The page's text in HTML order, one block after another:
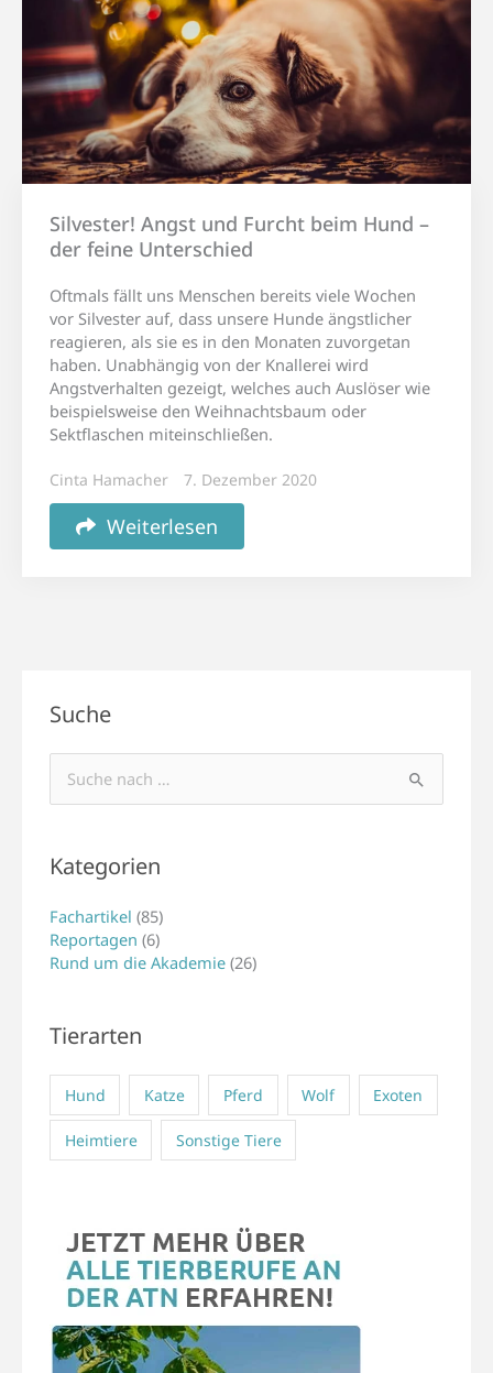
Silvester! Angst und Furcht beim Hund –
der feine Unterschied
Oftmals fällt uns Menschen bereits viele Wochen
vor Silvester auf, dass unsere Hunde ängstlicher
reagieren, als sie es in den Monaten zuvorgetan
haben. Unabhängig von der Knallerei wird
Angstverhalten gezeigt, welches auch Auslöser wie
beispielsweise den Weihnachtsbaum oder
Sektflaschen miteinschließen.
Cinta Hamacher 7. Dezember 2020
Weiterlesen
Suche
Suchen
nach:
Kategorien
Fachartikel (85)
Reportagen (6)
Rund um die Akademie (26)
Tierarten
Hund Katze Pferd Wolf Exoten
Heimtiere Sonstige Tiere